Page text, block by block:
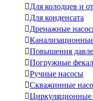
Для колодцев и
Для конденсата
Дренажные

Повышения
Погружные
Ручные насосы
Скважинные
